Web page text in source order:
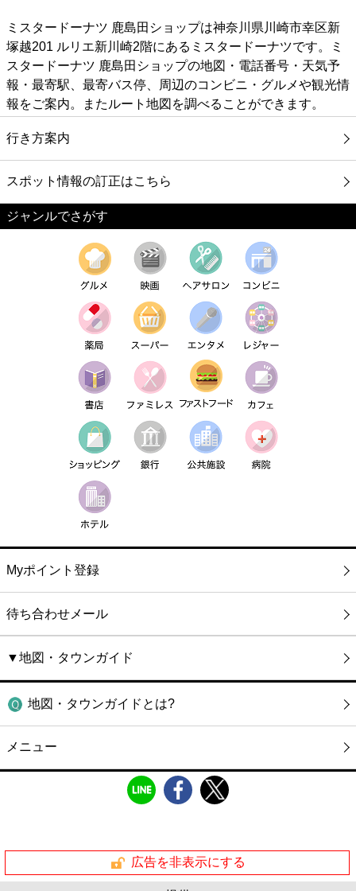
ミスタードーナツ 鹿島田ショップは神奈川県川崎市幸区新
塚越201 ルリエ新川崎2階にあるミスタードーナツです。ミ
スタードーナツ 鹿島田ショップの地図・電話番号・天気予
報・最寄駅、最寄バス停、周辺のコンビニ・グルメや観光情
報をご案内。またルート地図を調べることができます。
行き方案内
スポット情報の訂正はこちら
ジャンルでさがす
Myポイント登録
待ち合わせメール
▼地図・タウンガイド
地図・タウンガイドとは?
メニュー
広告を非表示にする